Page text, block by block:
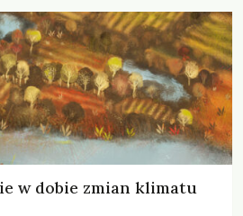
w dobie zmian klimatu